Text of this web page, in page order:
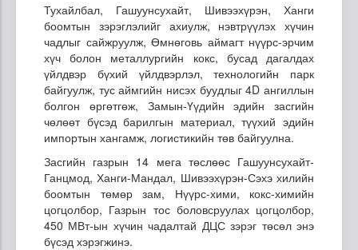
Тухайлбал, Гашуунсухайт, Шивээхүрэн, Ханги
боомтын зэрэглэлийг ахиулж, нэвтрүүлэх хүчин
чадлыг сайжруулж, Өмнөговь аймагт нүүрс-эрчим
хүч болон металлургийн кокс, бусад дагалдах
үйлдвэр бүхий үйлдвэрлэл, технологийн парк
байгуулж, тус аймгийн нисэх буудлыг 4D ангиллын
болгон өргөтгөж, Замын-Үүдийн эдийн засгийн
чөлөөт бүсэд барилгын материал, түүхий эдийн
импортын хангамж, логистикийн төв байгуулна.
Засгийн газрын 14 мега төслөөс Гашуунсухайт-
Ганцмод, Ханги-Мандал, Шивээхүрэн-Сэхэ хилийн
боомтын төмөр зам, Нүүрс-хими, кокс-химийн
цогцолбор, Газрын тос боловсруулах цогцолбор,
450 МВт-ын хүчин чадалтай ДЦС зэрэг төсөл энэ
бүсэд хэрэгжинэ.